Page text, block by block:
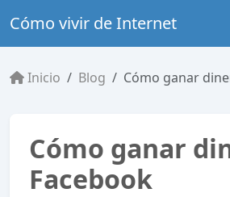
Cómo vivir de Internet
Inicio Blog Cómo ganar
Cómo ganar
Facebook